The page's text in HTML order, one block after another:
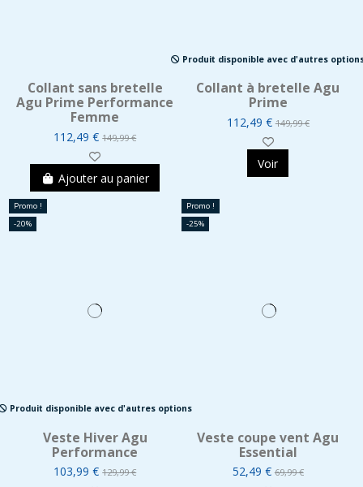
Collant sans bretelle
Agu Prime Performance
Femme
112,49 €149,99 €
Ajouter au panier
Produit disponible avec d'autres
Collant à bretelle Agu
Prime
112,49 €149,99 €
Voir
Promo !
-20%
Produit disponible avec d'autres options
Veste Hiver Agu
Performance
103,99 €129,99 €
Promo !
-25%
Veste coupe vent Agu
Essential
52,49 €69,99 €